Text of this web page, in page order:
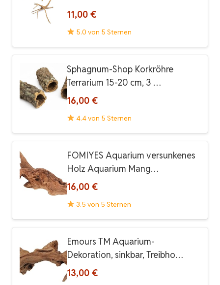
11,00 €
5.0 von 5 Sternen
Sphagnum-Shop Korkröhre
Terrarium 15-20 cm, 3 …
16,00 €
4.4 von 5 Sternen
FOMIYES Aquarium versunkenes
Holz Aquarium Mang…
16,00 €
3.5 von 5 Sternen
Emours TM Aquarium-
Dekoration, sinkbar, Treibho…
13,00 €